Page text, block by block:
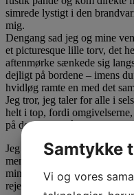
simrede lystigt i den
mig.
Dengang sad jeg og mine
et picturesque lille torv, det
aftenmørke sænkede sig
dejligt på bordene – imens
hvidløg ramte en med det
Jeg tror, jeg taler for alle i
helt i top, fordi
på den gode måde.
Jeg har mange gange lavet
men jeg kan aldrig lave den
mindet om den aften
rejer lige siden!
Samtykke
Vi og vores